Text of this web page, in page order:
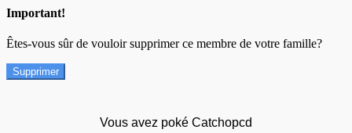
Important!
Êtes-vous sûr de vouloir supprimer ce membre de votre famille?
Supprimer
Vous avez poké Catchopcd